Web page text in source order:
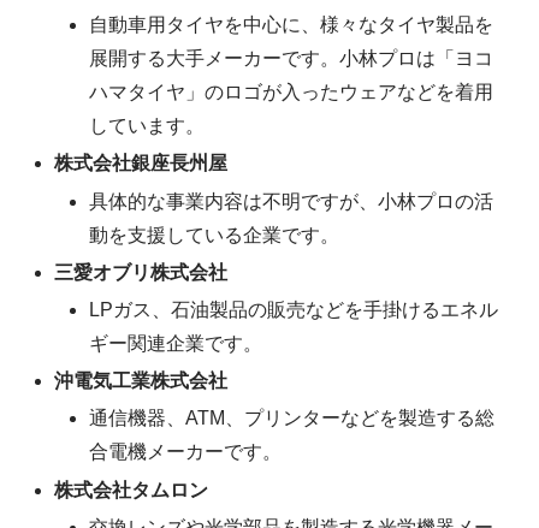
自動車用タイヤを中心に、様々なタイヤ製品を
展開する大手メーカーです。小林プロは「ヨコ
ハマタイヤ」のロゴが入ったウェアなどを着用
しています。
株式会社銀座長州屋
具体的な事業内容は不明ですが、小林プロの活
動を支援している企業です。
三愛オブリ株式会社
LPガス、石油製品の販売などを手掛けるエネル
ギー関連企業です。
沖電気工業株式会社
通信機器、ATM、プリンターなどを製造する総
合電機メーカーです。
株式会社タムロン